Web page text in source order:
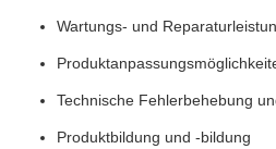
Wartungs- und
Technische Fehlerbehebung
Produktbildung und -bildung